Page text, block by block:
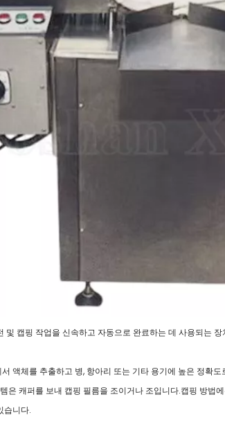
플
기
다기능 고속 단일 헤드 충전
반
및 캡핑 작업을 신속하고 자동으로 완료하는 데 사용되는
액체를 추출하고 병, 항아리 또는 기타 용기에 높은 정확
은 캐퍼를 보내 캡핑 필름을 조이거나 조입니다.캡핑 방법
습니다.